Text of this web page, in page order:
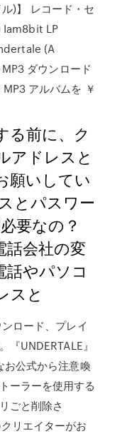
)】 レコード・セ
Iam8bit LP
(A
ダウンロード
アルバムを ￥
る前に、ク
アドレスと
願いしてい
とパスワー
要なの？
話会社の変
話やパソコ
スと
ロード、プレイ
UNDERTALE』
お公式から注意喚
ーラーを使用する
ごと削除さ
リエイターがお